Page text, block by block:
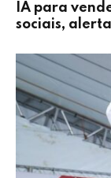
IA para
sociais,